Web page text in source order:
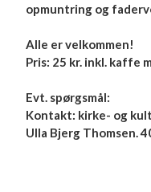
opmuntring og
Alle er velkommen!
Pris: 25 kr. inkl. kaffe
Evt. spørgsmål:
Kontakt: kirke- og
Ulla Bjerg Thomsen.